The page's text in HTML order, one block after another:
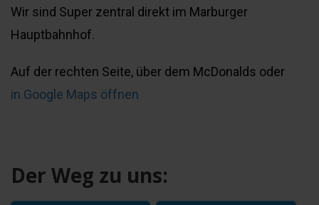
Wir sind Super zentral direkt im Marburger
Hauptbahnhof.
Auf der rechten Seite, über dem McDonalds oder
in Google Maps öffnen
Der Weg zu uns: